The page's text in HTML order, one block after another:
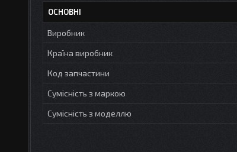
ОСНОВНІ
Виробник
Країна виробник
Код запчастини
Сумісність з маркою
Сумісність з моделлю